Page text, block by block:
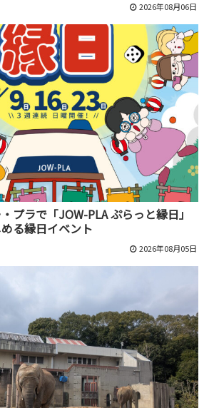
2026年08月06日
プラで「JOW-PLA ぷらっと縁日」
る縁日イベント
2026年08月05日